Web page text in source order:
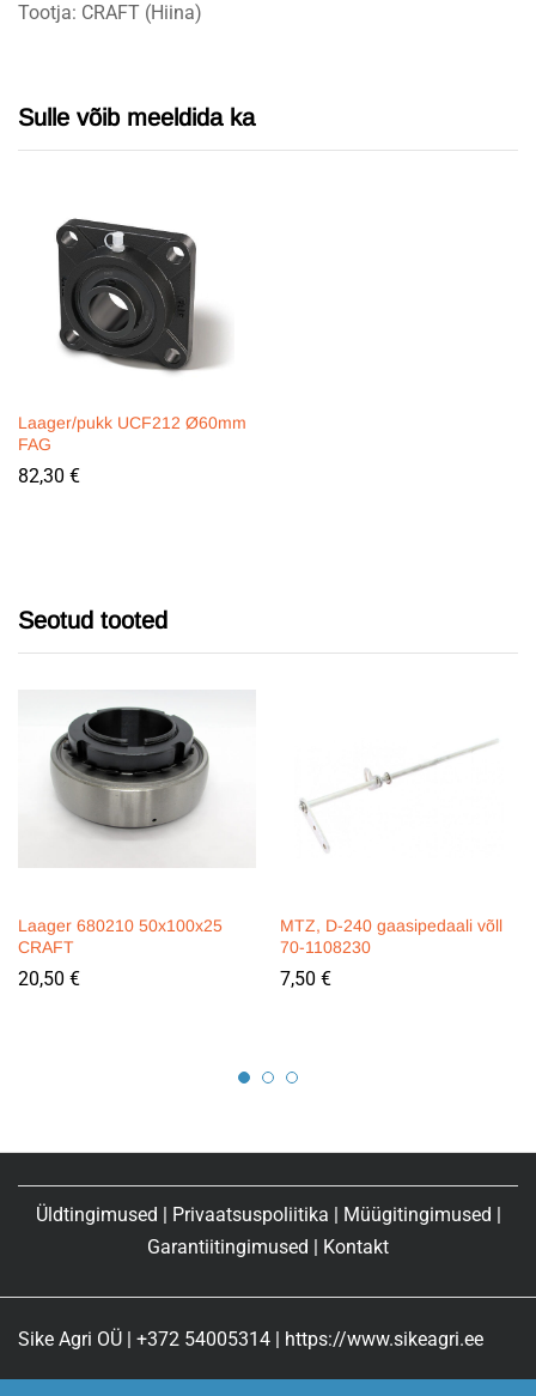
Tootja: CRAFT (Hiina)
Sulle võib meeldida ka
Laager/pukk UCF212 Ø60mm
FAG
82,30 €
Seotud tooted
Laager 680210 50x100x25
CRAFT
20,50 €
MTZ, D-240 gaasipedaali võll
70-1108230
7,50 €
Üldtingimused Privaatsuspoliitika Müügitingimused
Garantiitingimused
Kontakt
Sike Agri OÜ | +372 54005314 | https://www.sikeagri.ee